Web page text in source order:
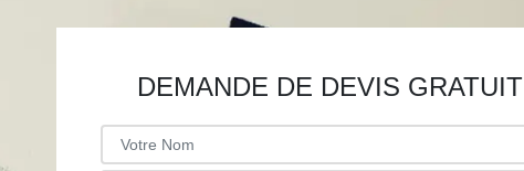
DEMANDE DE DEVIS GRATUIT